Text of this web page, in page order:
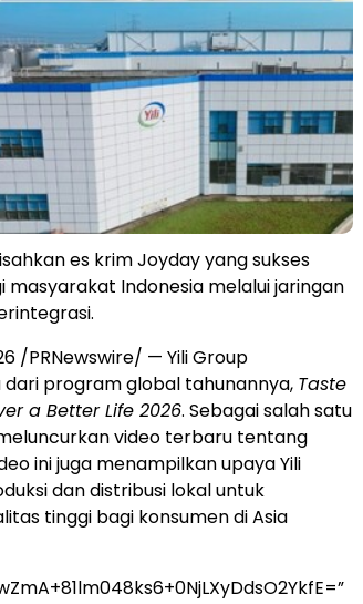
es krim Joyday yang sukses
Indonesia melalui jaringan
/PRNewswire/ — Yili Group
dari program global tahunannya, Taste
a Better Life 2026. Sebagai salah satu
video terbaru tentang
ini juga menampilkan upaya Yili
dan distribusi lokal untuk
tinggi bagi konsumen di Asia